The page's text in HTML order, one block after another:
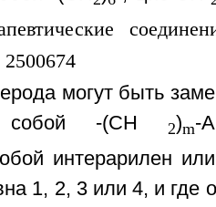
могут быть
собой -(CH 2)m-
интерарилен
1, 2, 3 или 4, и где